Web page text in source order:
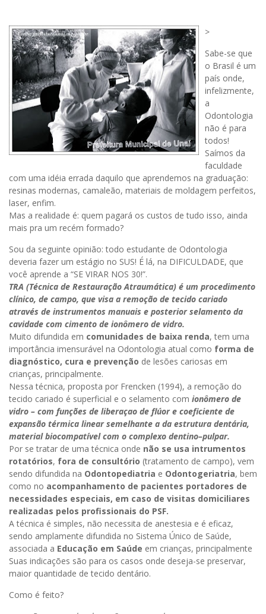
>
Sabe-se que
o Brasil é um
país onde,
infelizmente,
a
Odontologia
não é para
todos!
Saímos da
faculdade
com uma idéia errada daquilo que aprendemos na graduação:
resinas modernas, camaleão, materiais de moldagem perfeitos,
laser, enfim.
Mas a realidade é: quem pagará os custos de tudo isso, ainda
mais pra um recém formado?
Sou da seguinte opinião: todo estudante de Odontologia
deveria fazer um estágio no SUS! É lá, na DIFICULDADE, que
você aprende a “SE VIRAR NOS 30!”.
TRA (Técnica de RestauraçãoAtraumática) é um procedimento
clínico, de campo, que visa a remoção de tecido cariado
através de instrumentos manuais e posteriorselamento da
cavidade com cimento de ionômero de vidro.
Muito difundida em comunidades de baixa renda, tem uma
importância imensurável na Odontologia atual como forma de
diagnóstico, cura e prevenção de lesões cariosas em
crianças, principalmente.
Nessa técnica, proposta por Frencken (1994), a remoção do
tecido cariado é superficial e o selamento com ionômero de
vidro – com funções de liberaçao de flúor e coeficiente de
expansão térmica linear semelhante a da estrutura dentária,
materialbiocompatívelcom o complexo dentino–pulpar.
Por se tratar de uma técnica onde não se usa intrumentos
rotatórios, fora de consultório (tratamento de campo), vem
sendo difundida na Odontopediatria e Odontogeriatria, bem
como no acompanhamento de pacientes portadores de
necessidades especiais, em caso de visitas domiciliares
realizadas pelos profissionais do PSF.
A técnica é simples, não necessita de anestesia e é eficaz,
sendo amplamente difundida no Sistema Único de Saúde,
associada a Educação em Saúde em crianças, principalmente
Suas indicações são para os casos onde deseja-se preservar,
maior quantidade de tecido dentário.
Como é feito?